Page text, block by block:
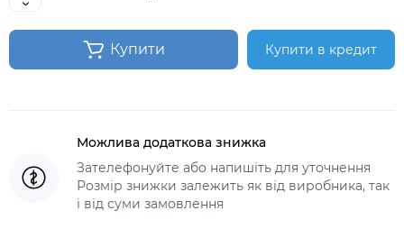
Купити Купити в кредит
Можлива додаткова знижка
Зателефонуйте або напишіть для уточнення
Розмір знижки залежить як від виробника, так
і від суми замовлення